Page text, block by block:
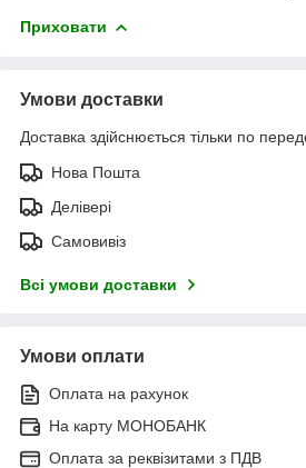
Приховати
Умови доставки
Доставка здійснюється тільки по
Нова Пошта
Делівері
Самовивіз
Всі умови доставки
Умови оплати
Оплата на рахунок
На карту МОНОБАНК
Оплата за реквізитами з ПДВ